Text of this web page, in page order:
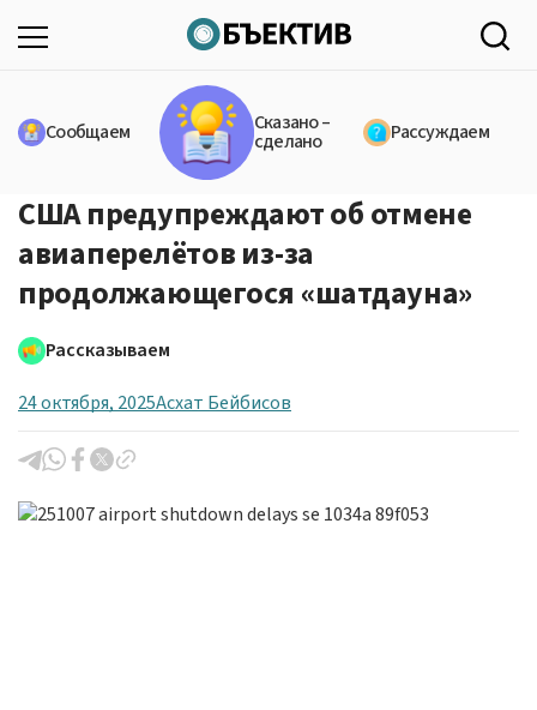
Сообщаем Сказано –
сделано Рассуждаем
США предупреждают об отмене
авиаперелётов из-за
продолжающегося «шатдауна»
Рассказываем
24 октября, 2025Асхат Бейбисов